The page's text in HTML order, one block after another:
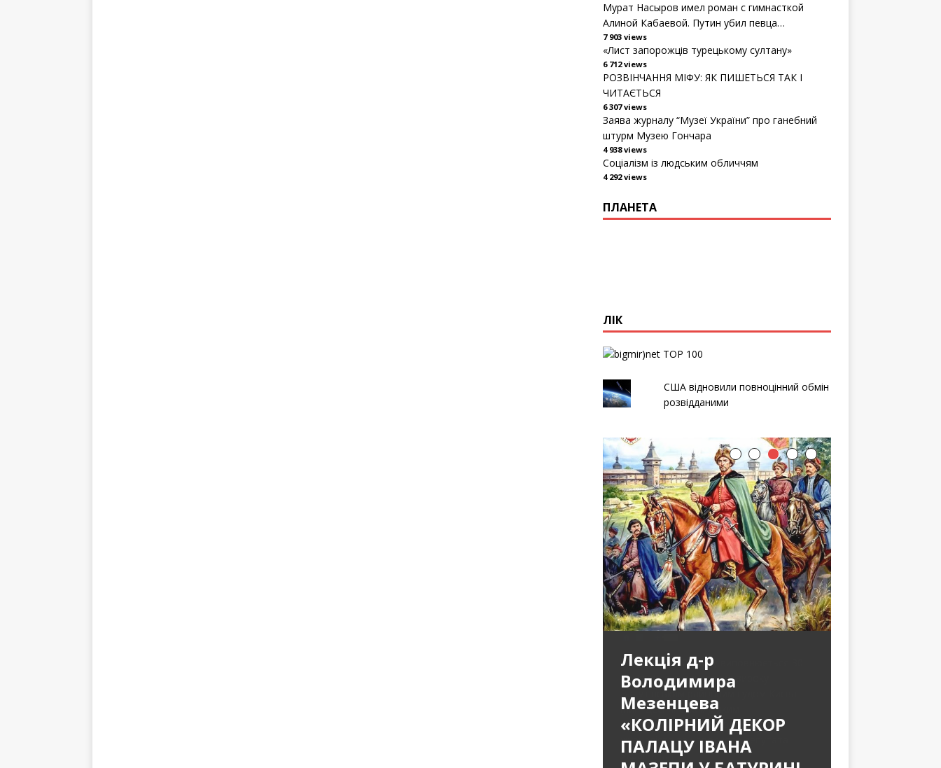
Мурат Насыров имел роман с гимнасткой
Алиной Кабаевой. Путин убил певца…
7 903 views
«Лист запорожців турецькому султану»
6 712 views
РОЗВІНЧАННЯ МІФУ: ЯК ПИШЕТЬСЯ ТАК І
ЧИТАЄТЬСЯ
6 307 views
Заява журналу “Музеї України” про ганебний
штурм Музею Гончара
4 938 views
Соціалізм із людським обличчям
4 292 views
ПЛАНЕТА
ЛІК
США відновили повноцінний обмін
розвідданими
Лекція д-р
Володимира
Мезенцева
«КОЛІРНИЙ ДЕКОР
ПАЛАЦУ ІВАНА